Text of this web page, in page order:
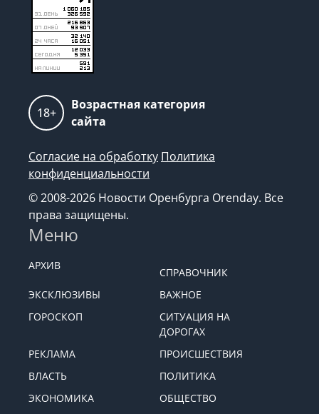
18+
Возрастная категория
сайта
Согласие на обработку Политика
конфиденциальности
© 2008-2026 Новости Оренбурга Orenday. Все
права защищены.
Меню
АРХИВ
СПРАВОЧНИК
ЭКСКЛЮЗИВЫ
ВАЖНОЕ
ГОРОСКОП
СИТУАЦИЯ НА
ДОРОГАХ
РЕКЛАМА
ПРОИСШЕСТВИЯ
ВЛАСТЬ
ПОЛИТИКА
ЭКОНОМИКА
ОБЩЕСТВО